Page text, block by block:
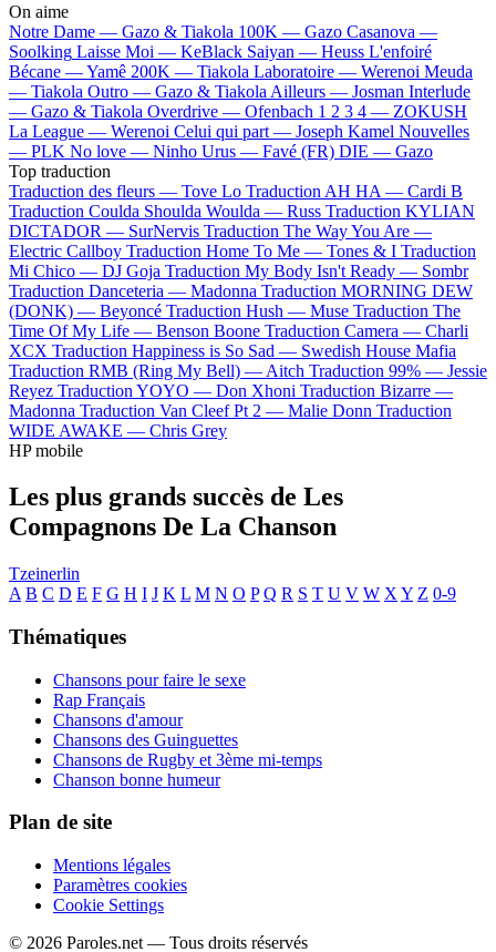
On aime
Notre Dame — Gazo & Tiakola 100K — Gazo Casanova —
Soolking Laisse Moi — KeBlack Saiyan — Heuss L'enfoiré
Bécane —Yamê 200K — Tiakola Laboratoire — Werenoi Meuda
— Tiakola Outro — Gazo & Tiakola Ailleurs — Josman Interlude
— Gazo & Tiakola Overdrive — Ofenbach 1 2 3 4 — ZOKUSH
La League — Werenoi Celui qui part — Joseph Kamel Nouvelles
— PLK No love — Ninho Urus — Favé (FR) DIE — Gazo
Top traduction
Traduction des fleurs — Tove Lo Traduction AH HA — Cardi B
Traduction Coulda Shoulda Woulda — Russ Traduction KYLIAN
DICTADOR — SurNervis Traduction The Way You Are —
Electric Callboy Traduction Home To Me — Tones & I Traduction
Mi Chico — DJ Goja Traduction My Body Isn't Ready — Sombr
Traduction Danceteria — Madonna Traduction MORNING DEW
(DONK) — Beyoncé Traduction Hush — Muse Traduction The
Time Of My Life — Benson Boone Traduction Camera — Charli
XCX Traduction Happiness is So Sad — Swedish House Mafia
Traduction RMB (Ring My Bell) — Aitch Traduction 99% — Jessie
Reyez Traduction YOYO — Don Xhoni Traduction Bizarre —
Madonna Traduction Van Cleef Pt 2 — Malie Donn Traduction
WIDE AWAKE — Chris Grey
HP mobile
Les plus grands succès de Les
Compagnons De La Chanson
Tzeinerlin
A B C D E F G H I J K L M N O P Q R S T U V W X Y Z 0-9
Thématiques
Chansons pour faire le sexe
Rap Français
Chansons d'amour
Chansons des Guinguettes
Chansons de Rugby et 3ème mi-temps
Chanson bonne humeur
Plan de site
Mentions légales
Paramètres cookies
Cookie Settings
© 2026 Paroles.net — Tous droits réservés